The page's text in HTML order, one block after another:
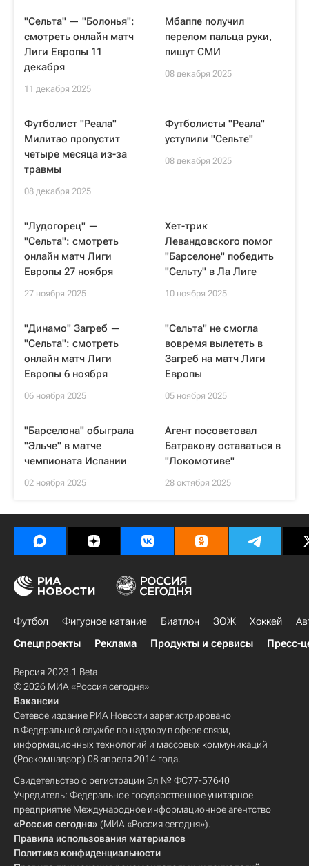
"Сельта" — "Болонья":
смотреть онлайн матч
Лиги Европы 11
декабря
11 декабря 2025
Мбаппе получил
перелом пальца руки,
пишут СМИ
08 декабря 2025
Футболист "Реала"
Милитао пропустит
четыре месяца из-за
травмы
08 декабря 2025
Футболисты "Реала"
уступили "Сельте"
08 декабря 2025
"Лудогорец" —
"Сельта": смотреть
онлайн матч Лиги
Европы 27 ноября
27 ноября 2025
Хет-трик
Левандовского помог
"Барселоне" победить
"Сельту" в Ла Лиге
10 ноября 2025
"Динамо" Загреб —
"Сельта": смотреть
онлайн матч Лиги
Европы 6 ноября
06 ноября 2025
"Сельта" не смогла
вовремя вылететь в
Загреб на матч Лиги
Европы
05 ноября 2025
"Барселона" обыграла
"Эльче" в матче
чемпионата Испании
02 ноября 2025
Агент посоветовал
Батракову оставаться в
"Локомотиве"
28 октября 2025
Футбол Фигурное катание Биатлон ЗОЖ Хоккей
Спецпроекты
Реклама Продукты и сервисы Пресс-
Версия 2023.1 Beta
© 2026 МИА «Россия сегодня»
Вакансии
Сетевое издание РИА Новости зарегистрировано
в Федеральной службе по надзору в сфере связи,
информационных технологий и массовых коммуникаций
(Роскомнадзор) 08 апреля 2014 года.
Свидетельство о регистрации Эл № ФС77-57640
Учредитель: Федеральное государственное унитарное
предприятие Международное информационное агентство
«Россия сегодня» (МИА «Россия сегодня»).
Правила использования материалов
Политика конфиденциальности